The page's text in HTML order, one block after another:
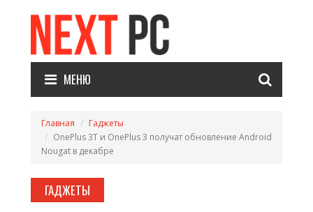
МЕНЮ
Главная
Гаджеты
OnePlus 3T и OnePlus 3 получат обновление Android
Nougat в декабре
ГАДЖЕТЫ